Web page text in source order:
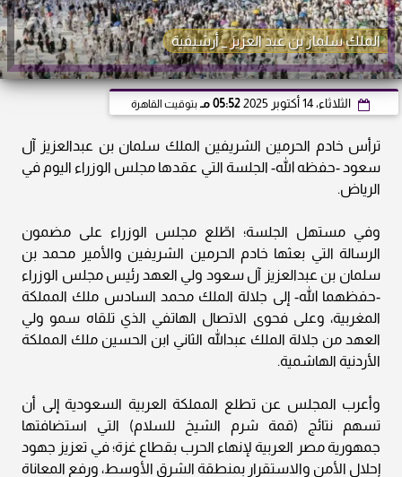
الملك سلماز بن عبد العزيز _ أرشيفية
الثلاثاء، 14 أكتوبر 2025 05:52 مـ بتوقيت القاهرة
ترأس خادم الحرمين الشريفين الملك سلمان بن عبدالعزيز آل
سعود -حفظه الله- الجلسة التي عقدها مجلس الوزراء اليوم في
الرياض.
وفي مستهل الجلسة؛ اطّلع مجلس الوزراء على مضمون
الرسالة التي بعثها خادم الحرمين الشريفين والأمير محمد بن
سلمان بن عبدالعزيز آل سعود ولي العهد رئيس مجلس الوزراء
-حفظهما الله- إلى جلالة الملك محمد السادس ملك المملكة
المغربية، وعلى فحوى الاتصال الهاتفي الذي تلقاه سمو ولي
العهد من جلالة الملك عبدالله الثاني ابن الحسين ملك المملكة
الأردنية الهاشمية.
وأعرب المجلس عن تطلع المملكة العربية السعودية إلى أن
تسهم نتائج (قمة شرم الشيخ للسلام) التي استضافتها
جمهورية مصر العربية لإنهاء الحرب بقطاع غزة؛ في تعزيز جهود
إحلال الأمن والاستقرار بمنطقة الشرق الأوسط، ورفع المعاناة